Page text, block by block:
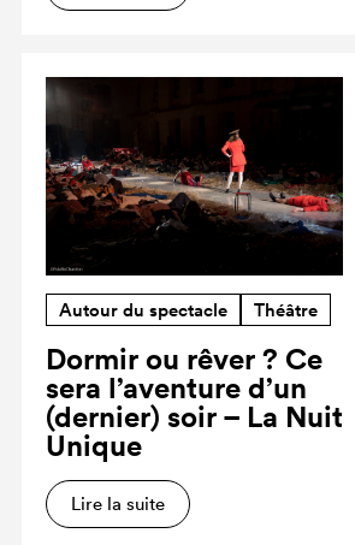
Autour du spectacle Théâtre
Dormir ou rêver ? Ce
sera l’aventure d’un
(dernier) soir – La Nuit
Unique
Lire la suite